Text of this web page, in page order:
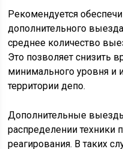
Рекомендуется
дополнительного
среднее количество
Это позволяет снизить
минимального уровня и
территории депо.
Дополнительные
распределении техники
реагирования. В таких